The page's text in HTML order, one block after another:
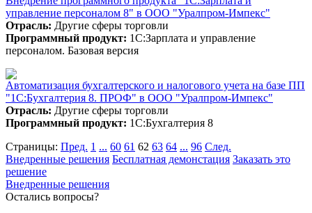
управление персоналом 8" в ООО "Уралпром-Импекс"
Отрасль: Другие сферы торговли
Программный продукт: 1С:Зарплата и управление
персоналом. Базовая версия
Автоматизация бухгалтерского и налогового учета на базе ПП
"1С:Бухгалтерия 8. ПРОФ" в ООО "Уралпром-Импекс"
Отрасль: Другие сферы торговли
Программный продукт: 1С:Бухгалтерия 8
Страницы: Пред. 1 ... 60 61 62 63 64 ... 96 След.
Внедренные решения Бесплатная демонстация Заказать это
решение
Внедренные решения
Остались вопросы?